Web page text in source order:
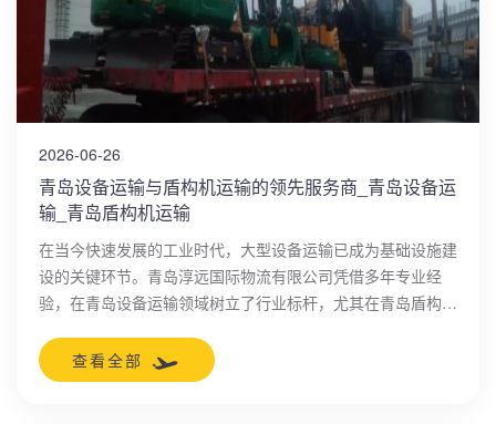
2026-06-26
青岛设备运输与盾构机运输的领先服务商_青岛设备运
输_青岛盾构机运输
在当今快速发展的工业时代，大型设备运输已成为基础设施建
设的关键环节。青岛淳远国际物流有限公司凭借多年专业经
验，在青岛设备运输领域树立了行业标杆，尤其在青岛盾构机
的企业，淳远物流致力于为客户提供高效、安全、可靠的物流
解决方案，助力工程项目顺利推进。
查看全部